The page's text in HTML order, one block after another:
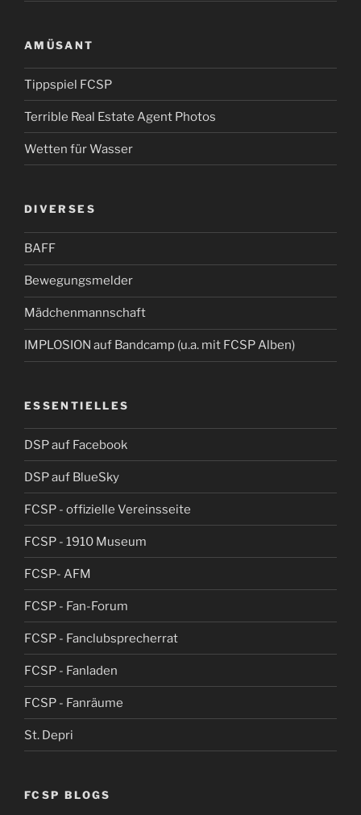
AMÜSANT
Tippspiel FCSP
Terrible Real Estate Agent Photos
Wetten für Wasser
DIVERSES
BAFF
Bewegungsmelder
Mädchenmannschaft
IMPLOSION auf Bandcamp (u.a. mit FCSP Alben)
ESSENTIELLES
DSP auf Facebook
DSP auf BlueSky
FCSP - offizielle Vereinsseite
FCSP - 1910 Museum
FCSP- AFM
FCSP - Fan-Forum
FCSP - Fanclubsprecherrat
FCSP - Fanladen
FCSP - Fanräume
St. Depri
FCSP BLOGS